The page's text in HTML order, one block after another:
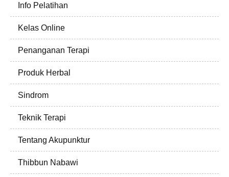
Info Pelatihan
Kelas Online
Penanganan Terapi
Produk Herbal
Sindrom
Teknik Terapi
Tentang Akupunktur
Thibbun Nabawi